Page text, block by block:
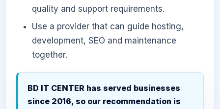
quality and support requirements.
Use a provider that can guide hosting,
development, SEO and maintenance
together.
BD IT CENTER has served businesses
since 2016, so our recommendation is